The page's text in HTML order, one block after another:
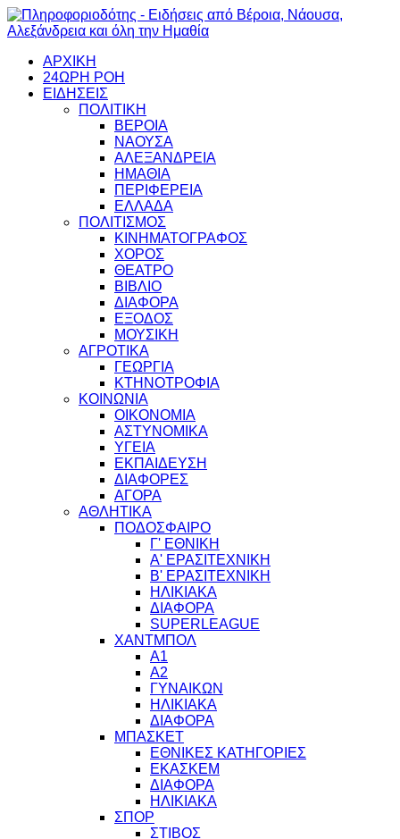
ΑΡΧΙΚΗ
24ΩΡΗ ΡΟΗ
ΕΙΔΗΣΕΙΣ
ΠΟΛΙΤΙΚΗ
ΒΕΡΟΙΑ
ΝΑΟΥΣΑ
ΑΛΕΞΑΝΔΡΕΙΑ
ΗΜΑΘΙΑ
ΠΕΡΙΦΕΡΕΙΑ
ΕΛΛΑΔΑ
ΠΟΛΙΤΙΣΜΟΣ
ΚΙΝΗΜΑΤΟΓΡΑΦΟΣ
ΧΟΡΟΣ
ΘΕΑΤΡΟ
ΒΙΒΛΙΟ
ΔΙΑΦΟΡΑ
ΕΞΟΔΟΣ
ΜΟΥΣΙΚΗ
ΑΓΡΟΤΙΚΑ
ΓΕΩΡΓΙΑ
ΚΤΗΝΟΤΡΟΦΙΑ
ΚΟΙΝΩΝΙΑ
ΟΙΚΟΝΟΜΙΑ
ΑΣΤΥΝΟΜΙΚΑ
ΥΓΕΙΑ
ΕΚΠΑΙΔΕΥΣΗ
ΔΙΑΦΟΡΕΣ
ΑΓΟΡΑ
ΑΘΛΗΤΙΚΑ
ΠΟΔΟΣΦΑΙΡΟ
Γ' ΕΘΝΙΚΗ
Α' ΕΡΑΣΙΤΕΧΝΙΚΗ
Β' ΕΡΑΣΙΤΕΧΝΙΚΗ
ΗΛΙΚΙΑΚΑ
ΔΙΑΦΟΡΑ
SUPERLEAGUE
ΧΑΝΤΜΠΟΛ
Α1
Α2
ΓΥΝΑΙΚΩΝ
ΗΛΙΚΙΑΚΑ
ΔΙΑΦΟΡΑ
ΜΠΑΣΚΕΤ
ΕΘΝΙΚΕΣ ΚΑΤΗΓΟΡΙΕΣ
ΕΚΑΣΚΕΜ
ΔΙΑΦΟΡΑ
ΗΛΙΚΙΑΚΑ
ΣΠΟΡ
ΣΤΙΒΟΣ